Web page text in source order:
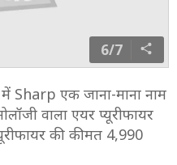
6/7
Sharp एक जाना-माना नाम
वाला एयर प्यूरीफायर
की कीमत 4,990